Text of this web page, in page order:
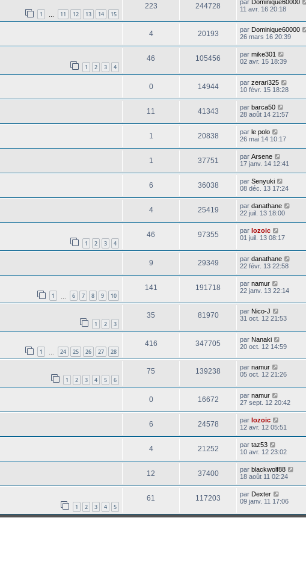
1 11 12 13 14 15
223 244728 par Dominique60000
11 avr. 16 20:18
4 20193 par Dominique60000
26 mars 16 20:39
1 2 3 4
46 105456 par mike301
02 avr. 15 18:39
0 14944 par zerari325
10 févr. 15 18:28
11 41343 par barca50
28 août 14 21:57
1 20838 par le polo
26 mai 14 10:17
1 37751 par Arsene
17 janv. 14 12:41
6 36038 par Senyuki
08 déc. 13 17:24
4 25419 par danathane
22 juil. 13 18:00
1 2 3 4
46 97355 par lozoic
01 juil. 13 08:17
9 29349 par danathane
22 févr. 13 22:58
1 6 7 8 9 10
141 191718 par namur
22 janv. 13 22:14
1 2 3
35 81970 par Nico-J
31 oct. 12 21:53
1 24 25 26 27 28
416 347705 par Nanaki
20 oct. 12 14:59
1 2 3 4 5 6
75 139238 par namur
05 oct. 12 21:26
0 16672 par namur
27 sept. 12 20:42
6 24578 par lozoic
12 avr. 12 05:51
4 21252 par taz53
10 avr. 12 23:02
12 37400 par blackwolf88
18 août 11 02:24
1 2 3 4 5
61 117203 par Dexter
09 janv. 11 17:06